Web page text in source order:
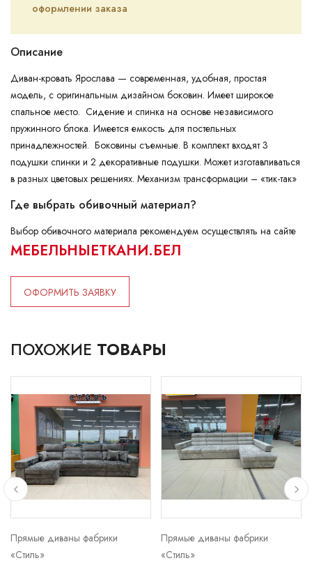
оформлении заказа
Описание
Диван-кровать Ярослава — современная, удобная, простая
модель, с оригинальным дизайном боковин. Имеет широкое
спальное место. Сидение и спинка на основе независимого
пружинного блока. Имеется емкость для постельных
принадлежностей. Боковины съемные. В комплект входят 3
подушки спинки и 2 декоративные подушки. Может изготавливаться
в разных цветовых решениях. Механизм трансформации – «тик-так»
Где выбрать обивочный материал?
Выбор обивочного материала рекомендуем осуществлять на сайте
МЕБЕЛЬНЫЕТКАНИ.БЕЛ
ОФОРМИТЬ ЗАЯВКУ
ПОХОЖИЕ ТОВАРЫ
Прямые диваны фабрики
«Стиль»
Прямые диваны фабрики
«Стиль»